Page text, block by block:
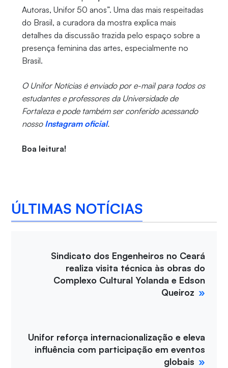
Autoras, Unifor 50 anos”. Uma das mais respeitadas
do Brasil, a curadora da mostra explica mais
detalhes da discussão trazida pelo espaço sobre a
presença feminina das artes, especialmente no
Brasil.
O Unifor Notícias é enviado por e-mail para todos os
estudantes e professores da Universidade de
Fortaleza e pode também ser conferido acessando
nosso Instagram oficial.
Boa leitura!
ÚLTIMAS NOTÍCIAS
Sindicato dos Engenheiros no Ceará
realiza visita técnica às obras do
Complexo Cultural Yolanda e Edson
Queiroz
Unifor reforça internacionalização e eleva
influência com participação em eventos
globais